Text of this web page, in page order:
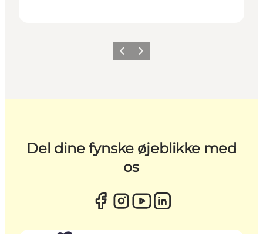
ForrigeNæste
Del dine fynske øjeblikke med
os